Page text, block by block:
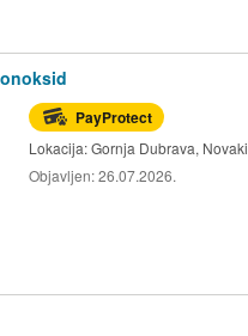
PayProtect
Lokacija:Gornja Dubrava, Novaki
Objavljen:26.07.2026.